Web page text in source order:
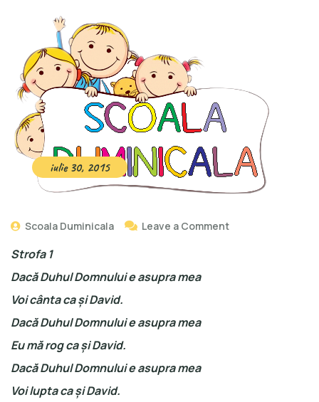
iulie 30, 2015
Scoala Duminicala Leave a Comment
Strofa 1
Dacă Duhul Domnului e asupra mea
Voi cânta ca şi David.
Dacă Duhul Domnului e asupra mea
Eu mă rog ca şi David.
Dacă Duhul Domnului e asupra mea
Voi lupta ca şi David.